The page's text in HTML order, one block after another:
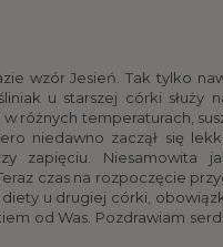
wzór Jesień. Tak tylko
u starszej córki służy
w różnych temperaturach,
niedawno zaczął się
zapięciu. Niesamowita
czas na rozpoczęcie
u drugiej córki,
od Was. Pozdrawiam